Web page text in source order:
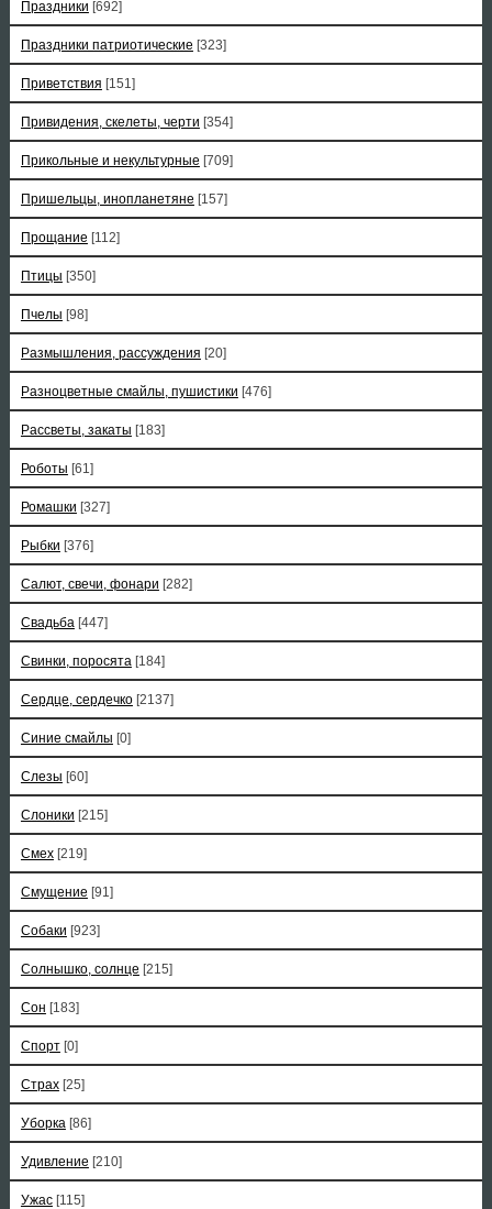
Праздники [692]
Праздники патриотические [323]
Приветствия [151]
Привидения, скелеты, черти [354]
Прикольные и некультурные [709]
Пришельцы, инопланетяне [157]
Прощание [112]
Птицы [350]
Пчелы [98]
Размышления, рассуждения [20]
Разноцветные смайлы, пушистики [476]
Рассветы, закаты [183]
Роботы [61]
Ромашки [327]
Рыбки [376]
Салют, свечи, фонари [282]
Свадьба [447]
Свинки, поросята [184]
Сердце, сердечко [2137]
Синие смайлы [0]
Слезы [60]
Слоники [215]
Смех [219]
Смущение [91]
Собаки [923]
Солнышко, солнце [215]
Сон [183]
Спорт [0]
Страх [25]
Уборка [86]
Удивление [210]
Ужас [115]